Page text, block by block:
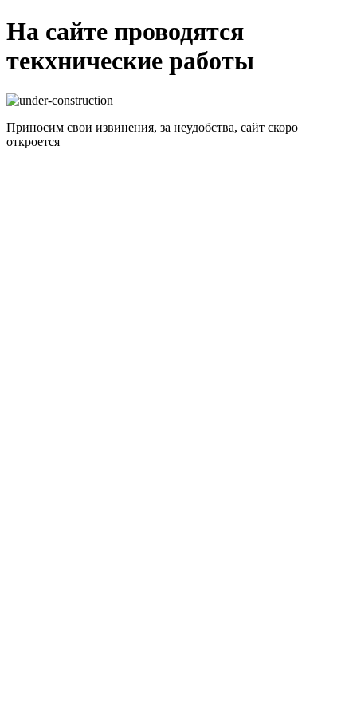
На сайте проводятся
текхнические работы
Приносим свои извинения, за неудобства, сайт скоро
откроется